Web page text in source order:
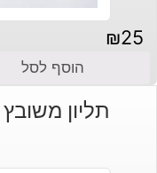
₪25
הוסף לסל
תליון משובץ